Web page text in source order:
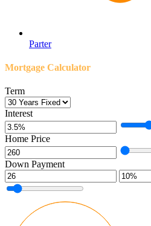
Parter
Mortgage Calculator
Term
Interest
Home Price
Down Payment